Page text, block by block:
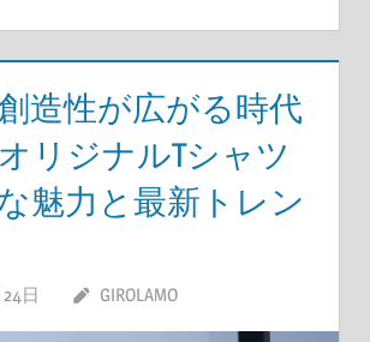
造性が広がる時代
リジナルTシャツ
魅力と最新トレン
日 GIROLAMO